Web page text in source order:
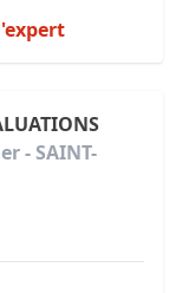
- SAINT-